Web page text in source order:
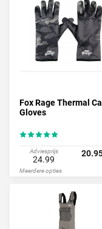
Fox Rage Thermal
Gloves
Adviesprijs
24.99
Meerdere opties